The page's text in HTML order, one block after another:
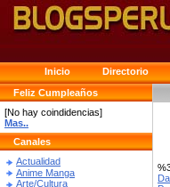
Inicio Directorio
Feliz Cumpleaños
[No hay coindidencias]
Mas..
Canales
Actualidad
Anime Manga
Arte/Cultura